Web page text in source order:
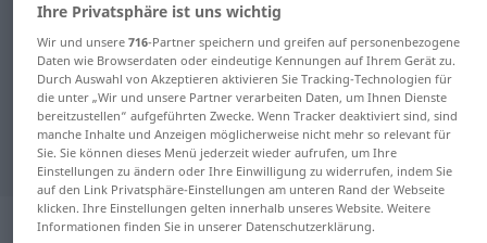
Deutsch-Arabisch Wörterbuch
Deutsch-Arabisch Übersetzung für
"demütig"
"demütig" Arabisch Übersetzung
„demütig“: Adjektiv
Ihre Privatsphäre ist uns wichtig
Wir und unsere 716-Partner speichern und greifen auf personenbezogene
Daten wie Browserdaten oder eindeutige Kennungen auf Ihrem Gerät zu.
Durch Auswahl von Akzeptieren aktivieren Sie Tracking-Technologien für
die unter „Wir und unsere Partner verarbeiten Daten, um Ihnen Dienste
bereitzustellen“ aufgeführten Zwecke. Wenn Tracker deaktiviert sind, sind
manche Inhalte und Anzeigen möglicherweise nicht mehr so relevant für
Sie. Sie können dieses Menü jederzeit wieder aufrufen, um Ihre
Einstellungen zu ändern oder Ihre Einwilligung zu widerrufen, indem Sie
auf den Link Privatsphäre-Einstellungen am unteren Rand der Webseite
klicken. Ihre Einstellungen gelten innerhalb unseres Website. Weitere
Informationen finden Sie in unserer Datenschutzerklärung.